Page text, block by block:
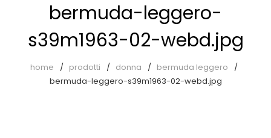
Accessori
Cappotti
bermuda-leggero-
s39m1963-02-webd.jpg
home prodotti donna
bermuda leggero
bermuda-leggero-s39m1963-02-webd.jpg